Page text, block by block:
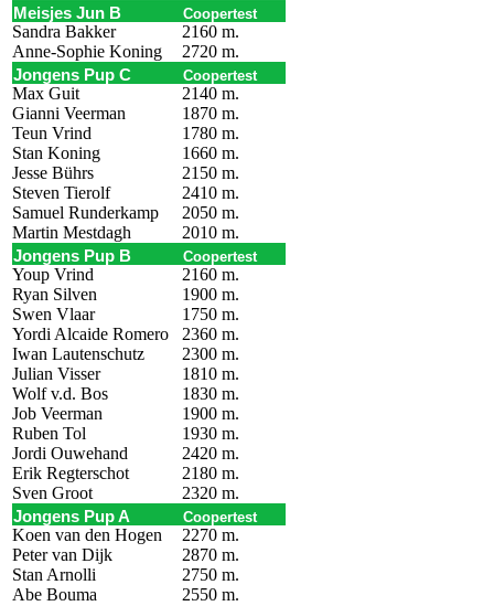
Meisjes Jun B Coopertest
Sandra Bakker
2160 m.
Anne-Sophie Koning
2720 m.
Jongens Pup C Coopertest
Max Guit
2140 m.
Gianni Veerman
1870 m.
Teun Vrind
1780 m.
Stan Koning
1660 m.
Jesse Bührs
2150 m.
Steven Tierolf
2410 m.
Samuel Runderkamp
2050 m.
Martin Mestdagh
2010 m.
Jongens Pup B Coopertest
Youp Vrind
2160 m.
Ryan Silven
1900 m.
Swen Vlaar
1750 m.
Yordi Alcaide Romero
2360 m.
Iwan Lautenschutz
2300 m.
Julian Visser
1810 m.
Wolf v.d. Bos
1830 m.
Job Veerman
1900 m.
Ruben Tol
1930 m.
Jordi Ouwehand
2420 m.
Erik Regterschot
2180 m.
Sven Groot
2320 m.
Jongens Pup A Coopertest
Koen van den Hogen
2270 m.
Peter van Dijk
2870 m.
Stan Arnolli
2750 m.
Abe Bouma
2550 m.